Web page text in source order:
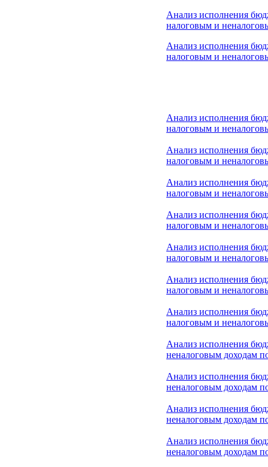
Анализ исполнения
налоговым и
Анализ исполнения
налоговым и
Анализ исполнения
налоговым и
Анализ исполнения
налоговым и
Анализ исполнения
налоговым и
Анализ исполнения
налоговым и
Анализ исполнения
налоговым и
Анализ исполнения
налоговым и
Анализ исполнения
налоговым и
Анализ исполнения
неналоговым доходам
Анализ исполнения
неналоговым доходам
Анализ исполнения
неналоговым доходам
Анализ исполнения
неналоговым доходам